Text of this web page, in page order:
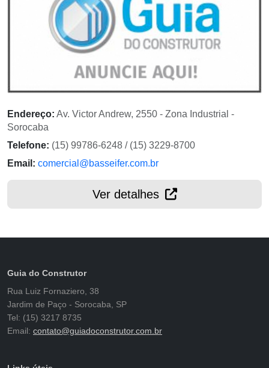
Endereço: Av. Victor Andrew, 2550 - Zona Industrial -
Sorocaba
Telefone: (15) 99786-6248 / (15) 3229-8700
Email: comercial@basseifer.com.br
Ver detalhes
Guia do Construtor
Rua Luiz Fornaziero, 38
Jardim de Paço - Sorocaba, SP
Tel: (15) 3217 8735
Email: contato@guiadoconstrutor.com.br